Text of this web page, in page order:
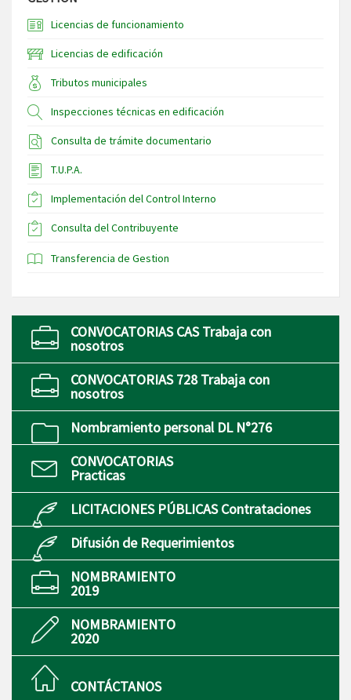
Licencias de funcionamiento
Licencias de edificación
Tributos municipales
Inspecciones técnicas en edificación
Consulta de trámite documentario
T.U.P.A.
Implementación del Control Interno
Consulta del Contribuyente
Transferencia de Gestion
CONVOCATORIAS CAS Trabaja con
nosotros
CONVOCATORIAS 728 Trabaja con
nosotros
Nombramiento personal DL N°276
CONVOCATORIAS
Practicas
LICITACIONES PÚBLICAS Contrataciones
Difusión de Requerimientos
NOMBRAMIENTO
2019
NOMBRAMIENTO
2020
CONTÁCTANOS